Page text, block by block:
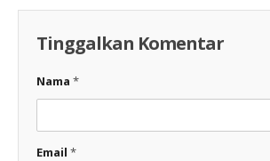
Tinggalkan Komentar
Nama *
Email *